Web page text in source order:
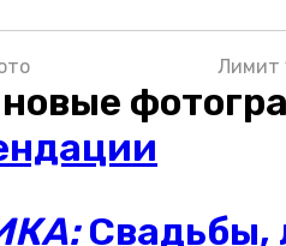
Лимит
Свадьбы,